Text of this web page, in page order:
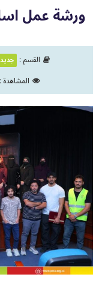
ورشة عمل
القسم :